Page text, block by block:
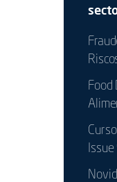
Food
Issue